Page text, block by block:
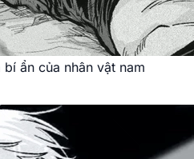
ẩn của nhân vật nam